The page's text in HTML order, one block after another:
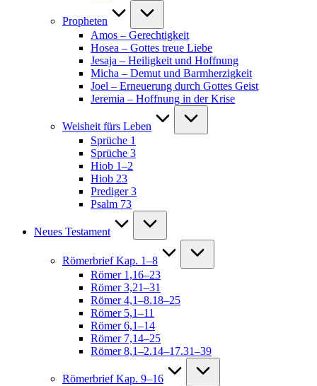
Propheten
Amos – Gerechtigkeit
Hosea – Gottes treue Liebe
Jesaja – Heiligkeit und Hoffnung
Micha – Demut und Barmherzigkeit
Joel – Erneuerung durch Gottes Geist
Jeremia – Hoffnung in der Krise
Weisheit fürs Leben
Sprüche 1
Sprüche 3
Hiob 1–2
Hiob 23
Prediger 3
Psalm 73
Neues Testament
Römerbrief Kap. 1–8
Römer 1,16–23
Römer 3,21–31
Römer 4,1–8.18–25
Römer 5,1–11
Römer 6,1–14
Römer 7,14–25
Römer 8,1–2.14–17.31–39
Römerbrief Kap. 9–16